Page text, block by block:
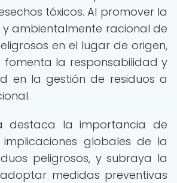
tóxicos. Al promover la
ambientalmente racional de
en el lugar de origen,
fomenta la responsabilidad y
en la gestión de residuos a
destaca la importancia de
globales de la
peligrosos, y subraya la
medidas preventivas